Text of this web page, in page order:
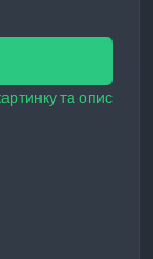
та опис